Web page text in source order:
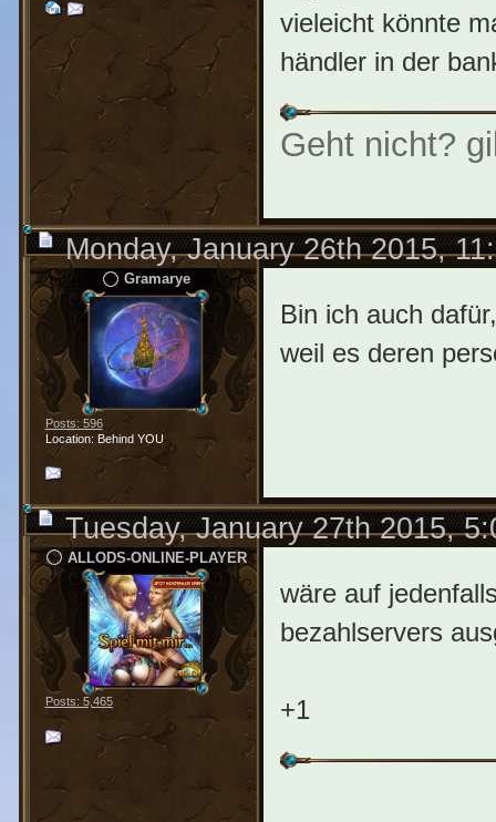
vieleicht könnte
händler in der
Geht nicht?
Monday, January 26th 2015,
Gramarye
Posts: 596
Location: Behind YOU
Bin ich auch
weil es deren
Tuesday, January 27th 2015,
ALLODS-ONLINE-PLAYER
Posts: 5,465
wäre auf
bezahlservers
+1